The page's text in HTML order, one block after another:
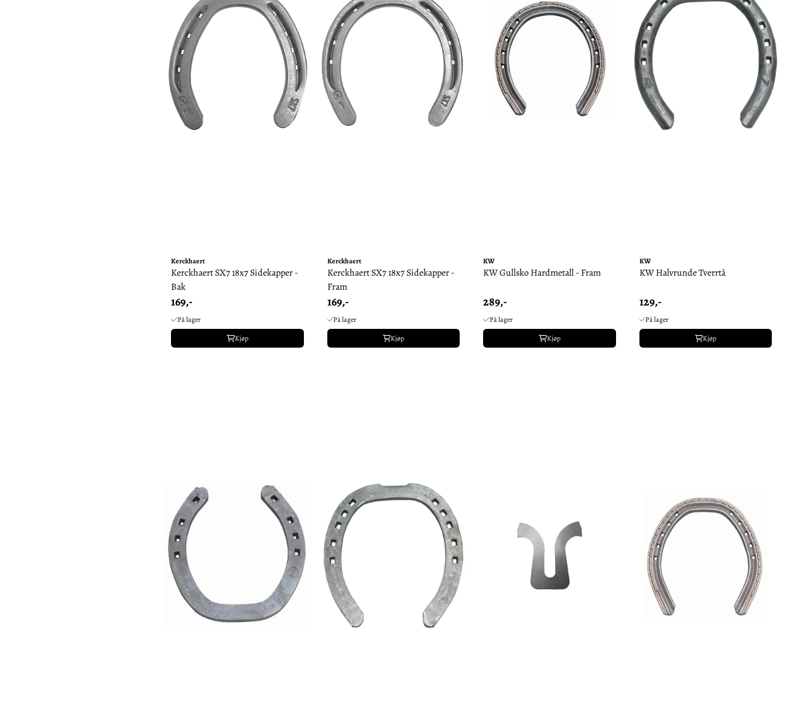
Kerckhaert
Kerckhaert SX7 18x7 Sidekapper -
Bak
169,-
På lager
Kjøp
Kerckhaert
Kerckhaert SX7 18x7 Sidekapper -
Fram
169,-
På lager
Kjøp
KW
KW Gullsko Hardmetall - Fram
289,-
På lager
Kjøp
KW
KW Halvrunde Tverrtå
129,-
På lager
Kjøp